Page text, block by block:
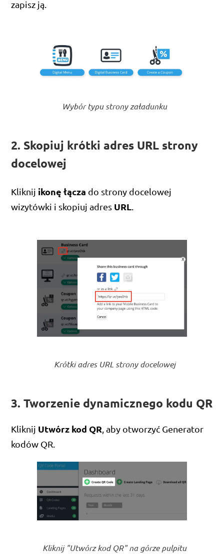
zapisz ją.
Wybór typu strony załadunku
2. Skopiuj krótki adres URL strony
docelowej
Kliknij ikonę łącza do strony docelowej
wizytówki i skopiuj adres URL
Krótki adres URL strony docelowej
3. Tworzenie dynamicznego kodu QR
Kliknij Utwórz kod QR, aby otworzyć Generator
kodów QR.
Kliknij "Utwórz kod QR" na górze pulpitu